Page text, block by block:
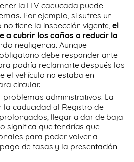
la ITV caducada puede
Por ejemplo, si sufres un
tiene la inspección vigente, el
a cubrir los daños o reducir la
negligencia. Aunque
debe responder ante
podría reclamarte después los
el vehículo no estaba en
circular.
problemas administrativos. La
la caducidad al Registro de
llegar a dar de baja
significa que tendrías que
para poder volver a
de tasas y la presentación